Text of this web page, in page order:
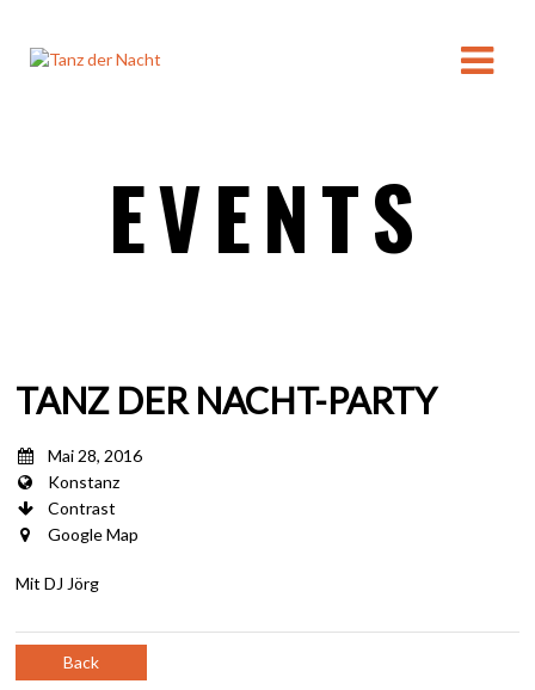
EVENTS
TANZ DER NACHT-PARTY
Mai 28, 2016
Konstanz
Contrast
Google Map
Mit DJ Jörg
Back